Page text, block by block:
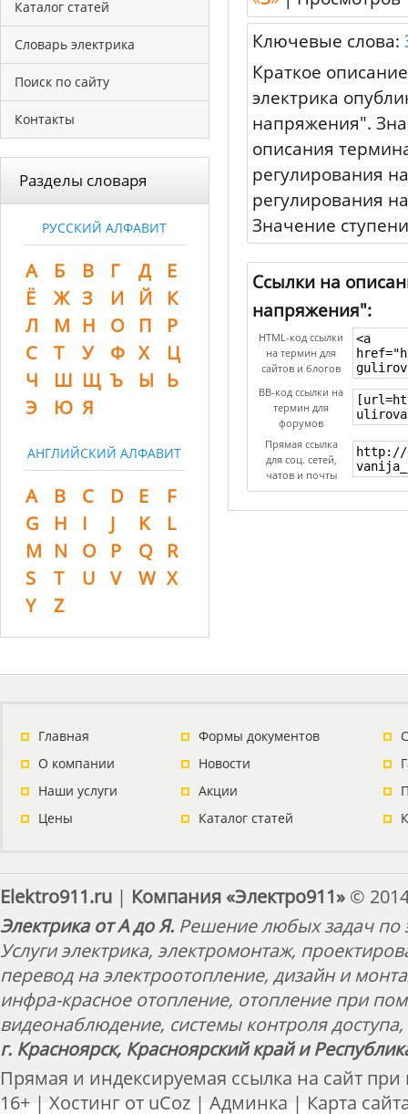
Каталог статей
Словарь электрика
Поиск по сайту
Контакты
Разделы словаря
РУССКИЙ АЛФАВИТ
А Б В Г Д
Е
Ё
Ж З И Й
К
Л
М Н О П
Р
С
Т У Ф Х
Ц
Ч
Ш Щ Ъ Ы
Ь
Э
Ю Я
АНГЛИЙСКИЙ АЛФАВИТ
A B C D E
F
G
H I J K
L
M N O P Q
R
S
T U V W X
Y
Z
Ключевые слова:
Краткое
электрика
напряжения".
описания
регулирования
регулирования
Значение
Ссылки на
напряжения":
HTML-код ссылки
на термин для
сайтов и блогов
BB-код ссылки на
термин для
форумов
Прямая ссылка
для соц. сетей,
чатов и почты
Главная
О компании
Наши услуги
Цены
Формы документов
Новости
Акции
Каталог статей
Elektro911.ru | Компания «Электро911» ©
Электрика от А до Я. Решение любых задач по
Услуги электрика, электромонтаж,
перевод на электроотопление, дизайн и
инфра-красное отопление, отопление при
видеонаблюдение, системы контроля
г. Красноярск, Красноярский край и
Прямая и индексируемая ссылка на сайт
16+ | Хостинг от uCoz | Админка | Карта